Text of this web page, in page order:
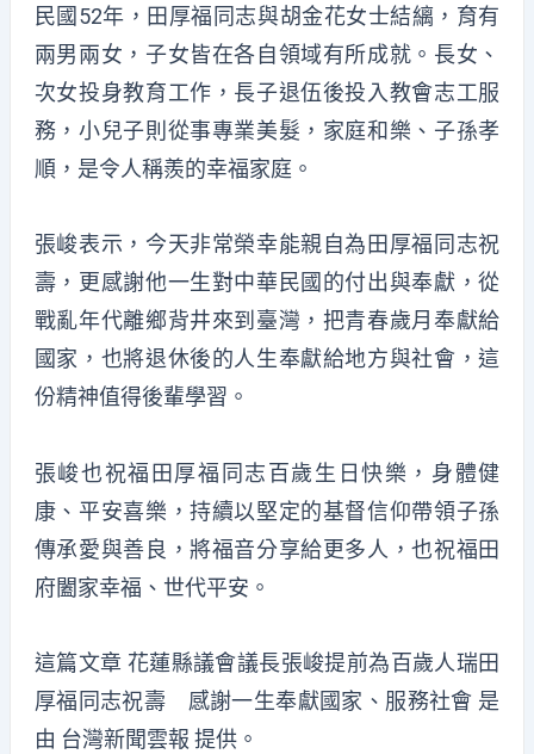
民國52年，田厚福同志與胡金花女士結縭，育有
兩男兩女，子女皆在各自領域有所成就。長女、
次女投身教育工作，長子退伍後投入教會志工服
務，小兒子則從事專業美髮，家庭和樂、子孫孝
順，是令人稱羨的幸福家庭。
張峻表示，今天非常榮幸能親自為田厚福同志祝
壽，更感謝他一生對中華民國的付出與奉獻，從
戰亂年代離鄉背井來到臺灣，把青春歲月奉獻給
國家，也將退休後的人生奉獻給地方與社會，這
份精神值得後輩學習。
張峻也祝福田厚福同志百歲生日快樂，身體健
康、平安喜樂，持續以堅定的基督信仰帶領子孫
傳承愛與善良，將福音分享給更多人，也祝福田
府闔家幸福、世代平安。
這篇文章 花蓮縣議會議長張峻提前為百歲人瑞田
厚福同志祝壽 感謝一生奉獻國家、服務社會 是
由 台灣新聞雲報 提供。